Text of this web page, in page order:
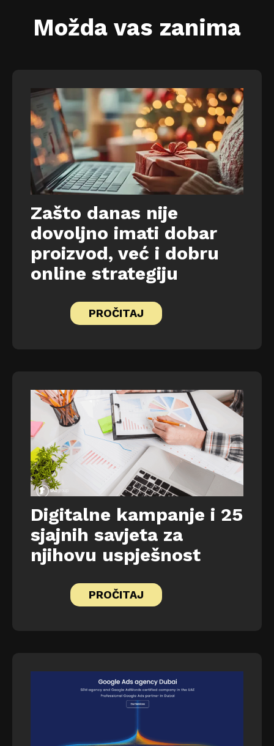
Možda vas zanima
Zašto danas nije
dovoljno imati dobar
proizvod, već i dobru
online strategiju
PROČITAJ
Digitalne kampanje i 25
sjajnih savjeta za
njihovu uspješnost
PROČITAJ